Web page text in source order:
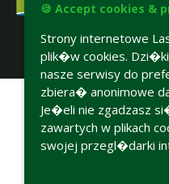
🍪 Accept cookies &
Strony internetowe
plik�w cookies.
nasze serwisy do
zbiera� anonimowe
Je�eli nie zgadzasz
zawartych w plikach
swojej przegl�darki